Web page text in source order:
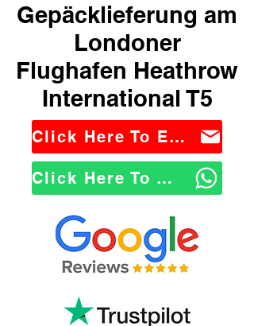
Gepäcklieferung am
Londoner
Flughafen Heathrow
International T5
Click Here To Email Us
Click Here To WhatsApp Us